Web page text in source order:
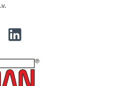
LinkedIn